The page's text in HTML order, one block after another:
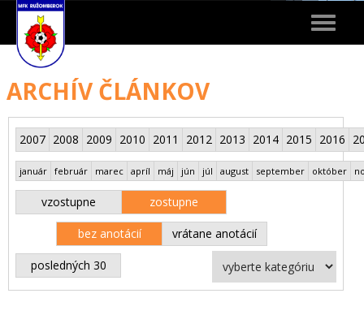
Toggle
ARCHÍV ČLÁNKOV
2007 2008 2009 2010 2011 2012 2013 2014 2015 2016
január február marec apríl máj jún júl august september október
vzostupne zostupne
bez anotácií vrátane anotácií
posledných 30